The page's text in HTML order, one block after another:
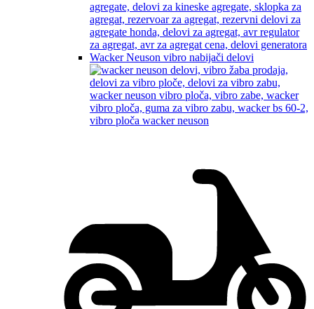
Wacker Neuson vibro nabijači delovi